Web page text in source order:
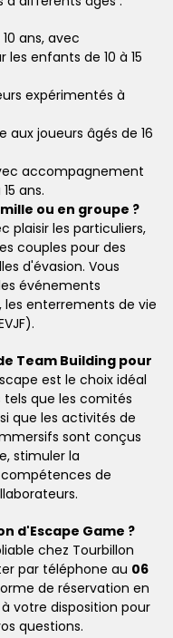
ans, avec
enfants de 10 à 15
expérimentés à
aux joueurs âgés de 16
accompagnement
ans.
ou en groupe ?
plaisir les particuliers,
couples pour des
d'évasion. Vous
événements
les enterrements de vie
Team Building pour
est le choix idéal
que les comités
que les activités de
sont conçus
stimuler la
de
d'Escape Game ?
chez Tourbillon
par téléphone au 06
de réservation en
votre disposition pour
questions.